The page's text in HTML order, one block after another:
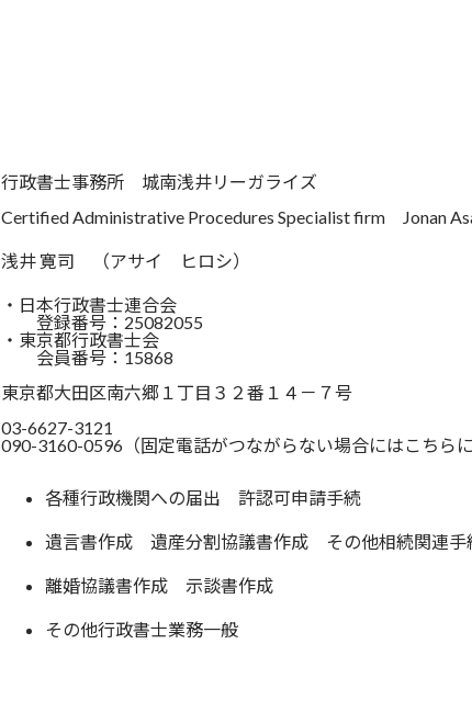
行政書士事務所 城南浅井リーガライズ
Certified Administrative Procedures Specialist firm Jonan
浅井 寛司 （アサイ ヒロシ）
・日本行政書士連合会
登録番号：25082055
・東京都行政書士会
会員番号：15868
東京都大田区南六郷１丁目３２番１４－７号
03-6627-3121
090-3160-0596（固定電話がつながらない場合にはこちら
各種行政機関への届出 許認可申請手続
遺言書作成 遺産分割協議書作成 その他相続関連手
離婚協議書作成 示談書作成
その他行政書士業務一般